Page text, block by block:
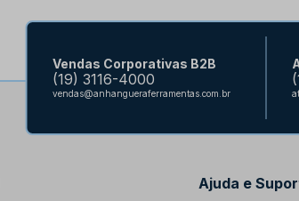
Vendas Corporativas B2B
(19) 3116-4000
vendas@anhangueraferramentas.com.br
Ajuda e